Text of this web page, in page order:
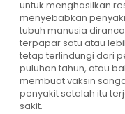
untuk menghasilkan
menyebabkan
tubuh manusia
terpapar satu atau
tetap terlindungi dari
puluhan tahun, atau
membuat vaksin
penyakit setelah itu
sakit.